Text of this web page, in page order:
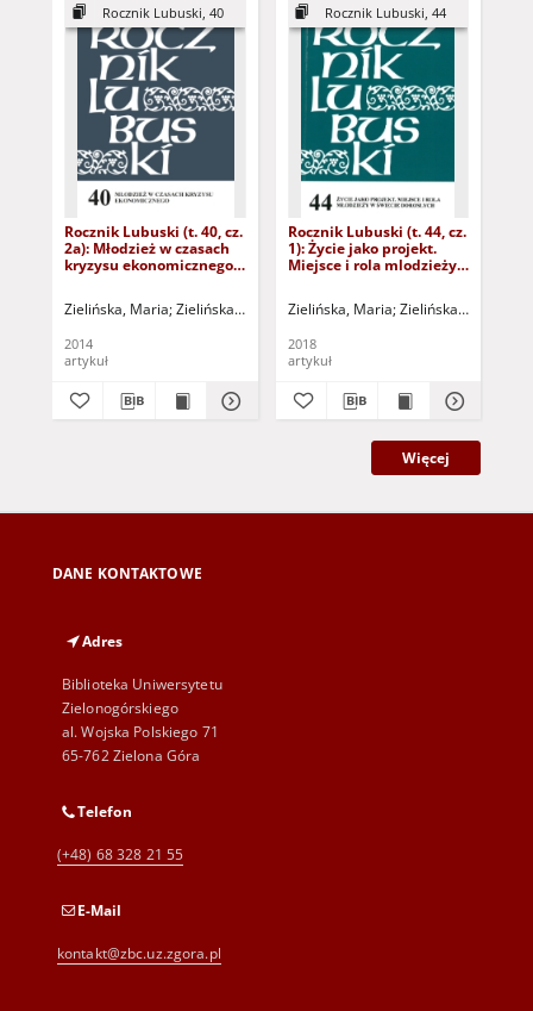
Rocznik Lubuski, 40
Rocznik Lubuski (t. 40, cz.
2a): Młodzież w czasach
kryzysu ekonomicznego:
Zielińska, Maria Zielińska, Maria - red.
2014
artykuł
Rocznik Lubuski, 44
Rocznik Lubuski (t. 44, cz.
1): Życie jako projekt.
Miejsce i rola mlodzieży
Zielińska, Maria Zielińska, Maria -
2018
artykuł
Więcej
DANE KONTAKTOWE
Adres
Biblioteka Uniwersytetu
Zielonogórskiego
al. Wojska Polskiego 71
65-762 Zielona Góra
Telefon
(+48) 68 328 21 55
E-Mail
kontakt@zbc.uz.zgora.pl